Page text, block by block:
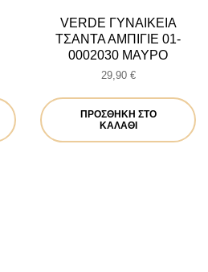
VERDE ΓΥΝΑΙΚΕΙΑ
ΤΣΑΝΤΑ ΑΜΠΙΓΙΕ 01-
0002030 ΜΑΥΡΟ
29,90 €
ΠΡΟΣΘΉΚΗ ΣΤΟ
ΚΑΛΆΘΙ